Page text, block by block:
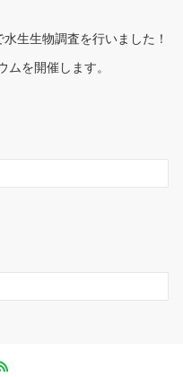
生生物調査を行いました！
を開催します。